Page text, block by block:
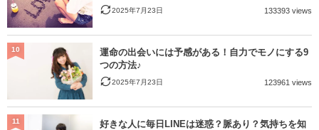
2025年7月23日 133393 views
運命の出会いには予感がある！自力でモノにする9
つの方法♪
2025年7月23日 123961 views
10
好きな人に毎日LINEは迷惑？脈あり？気持ちを知
11